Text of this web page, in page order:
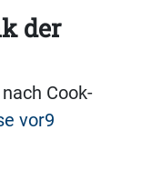
der
Cook-
vor9